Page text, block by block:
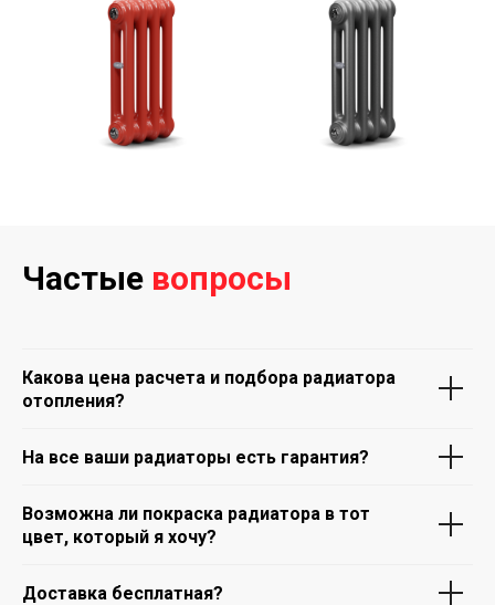
Частые вопросы
Какова цена расчета и подбора радиатора
отопления?
На все ваши радиаторы есть гарантия?
Возможна ли покраска радиатора в тот
цвет, который я хочу?
Доставка бесплатная?